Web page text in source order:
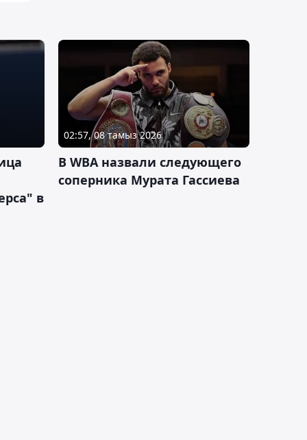
в
02:57, 08 тамыз 2026
В WBA назвали следующего
соперника Мурата Гассиева